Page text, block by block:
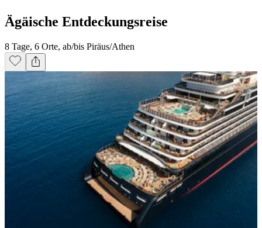
Ägäische Entdeckungsreise
8 Tage, 6 Orte, ab/bis Piräus/Athen